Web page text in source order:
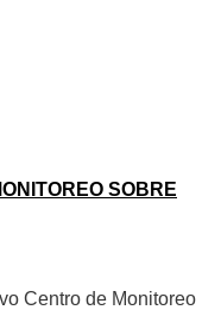
SOBRE
Centro de Monitoreo